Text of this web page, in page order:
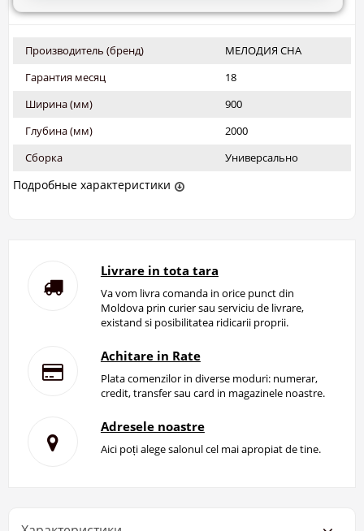
Производитель (бренд)
МЕЛОДИЯ СНА
Гарантия месяц
18
Ширина (мм)
900
Глубина (мм)
2000
Сборка
Универсально
Подробные характеристики
Livrare in tota tara
Va vom livra comanda in orice punct din
Moldova prin curier sau serviciu de livrare,
existand si posibilitatea ridicarii proprii.
Achitare in Rate
Plata comenzilor in diverse moduri: numerar,
credit, transfer sau card in magazinele noastre.
Adresele noastre
Aici poți alege salonul cel mai apropiat de tine.